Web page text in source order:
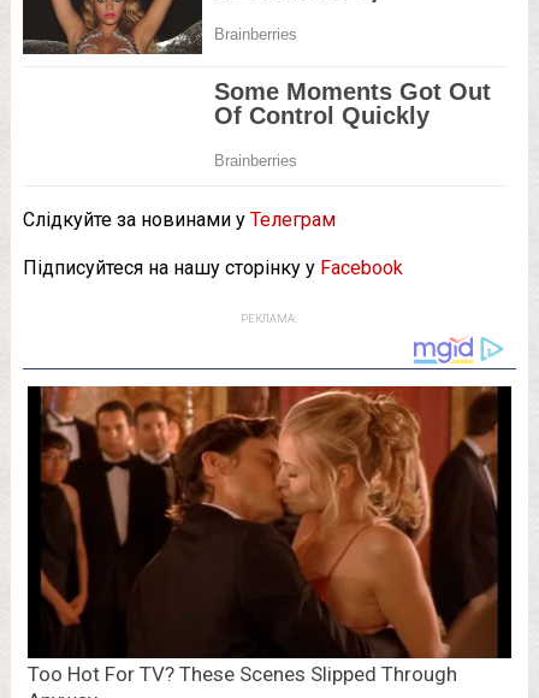
Слідкуйте за новинами у Телеграм
Підписуйтеся на нашу сторінку у Facebook
РЕКЛАМА: